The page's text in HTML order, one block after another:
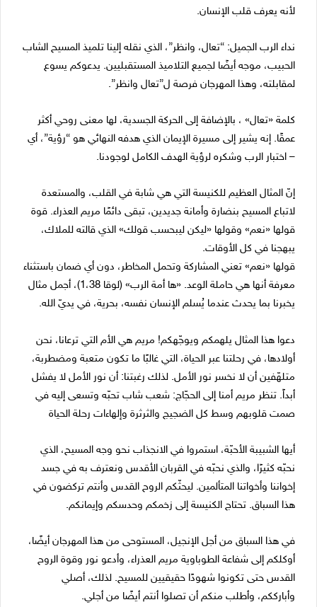
لأنه يعرف قلب الإنسان.
نداء الرب الجميل: “تعال، وانظر”، الذي نقله إلينا تلميذ المسيح الشاب
الحبيب، موجه أيضًا لجميع التلاميذ المستقبليين. يدعوكم يسوع
لمقابلته، وهذا المهرجان فرصة ل”تعال وانظر”.
كلمة «تعال» ، بالإضافة إلى الحركة الجسدية، لها معنى روحي أكثر
عمقًا. إنه يشير إلى مسيرة الإيمان الذي هدفه النهائي هو “رؤية”، أي
– اختبار الرب وشكره لرؤية الهدف الكامل لوجودنا.
إنّ المثال العظيم للكنيسة التي هي شابة في القلب، والمستعدة
لاتباع المسيح بنضارة وأمانة جديدين، تبقى دائمًا مريم العذراء. قوة
قولها «نعم» وقولها «ليكن ليبحسب قولك» الذي قالته للملاك،
يبهجنا في كل الأوقات.
قولها «نعم» تعني المشاركة وتحمل المخاطر، دون أي ضمان باستثناء
معرفة أنها هي حاملة الوعد. «ها أمة الرب» (لوقا 1،38)، أجمل مثال
يخبرنا بما يحدث عندما يُسلم الإنسان نفسه، بحرية، في يديّ الله.
دعوا هذا المثال يلهمكم ويوجّهكم! مريم هي الأم التي ترعانا، نحن
أولادها، في رحلتنا عبر الحياة، التي غالبًا ما تكون متعبة ومضطربة،
متلهّفين أن لا نخسر نور الأمل. لذلك رغبتنا: أن نور الأمل لا يفشل
أبداً. تنظر مريم أمنا إلى الحجّاج: شعب شاب تحبّه وتسعى إليه في
صمت قلوبهم وسط كل الضجيج والثرثرة وإلهاءات رحلة الحياة
أيها الشبيبة الأحبّة، استمروا في الانجذاب نحو وجه المسيح، الذي
نحبّه كثيرًا، والذي نحبّه في القربان الأقدس ونعترف به في جسد
إخواننا وأخواتنا المتألمين. ليحثّكم الروح القدس وأنتم تركضون في
هذا السباق. تحتاج الكنيسة إلى زخمكم وحدسكم وإيمانكم.
في هذا السباق من أجل الإنجيل، المستوحى من هذا المهرجان أيضًا،
أوكلكم إلى شفاعة الطوباوية مريم العذراء، وأدعو نور وقوة الروح
القدس حتى تكونوا شهودًا حقيقيين للمسيح. لذلك، أصلي
وأبارككم، وأطلب منكم أن تصلوا أنتم أيضًا من أجلي.